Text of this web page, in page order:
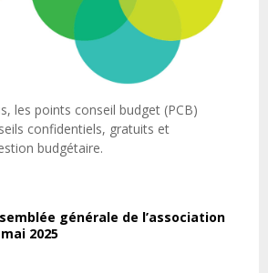
les points conseil budget (PCB)
confidentiels, gratuits et
budgétaire.
générale de l’association
2025